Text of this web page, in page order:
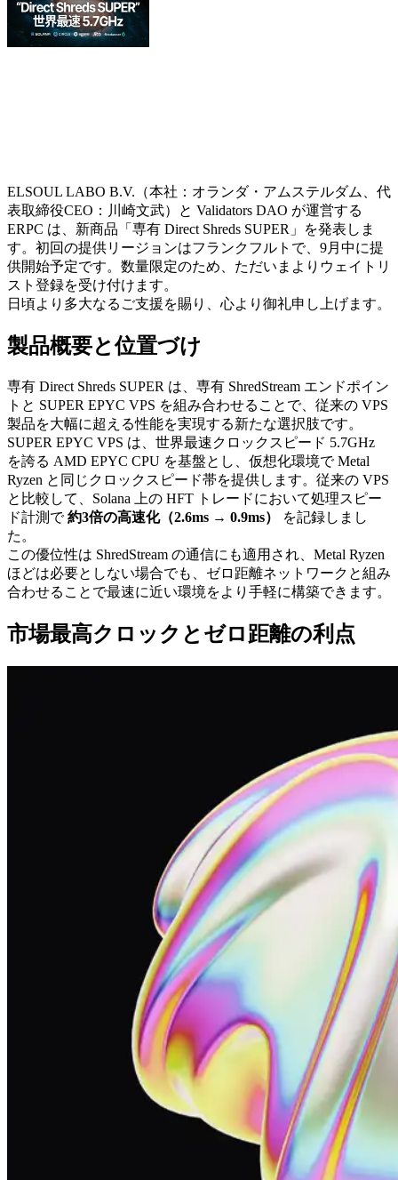
ELSOUL LABO B.V.（本社：オランダ・アムステルダム、代
表取締役CEO：川崎文武）と Validators DAO が運営する
ERPC は、新商品「専有 Direct Shreds SUPER」を発表しま
す。初回の提供リージョンはフランクフルトで、9月中に提
供開始予定です。数量限定のため、ただいまよりウェイトリ
スト登録を受け付けます。
日頃より多大なるご支援を賜り、心より御礼申し上げます。
製品概要と位置づけ
専有 Direct Shreds SUPER は、専有 ShredStream エンドポイン
トと SUPER EPYC VPS を組み合わせることで、従来の VPS
製品を大幅に超える性能を実現する新たな選択肢です。
SUPER EPYC VPS は、世界最速クロックスピード 5.7GHz
を誇る AMD EPYC CPU を基盤とし、仮想化環境で Metal
Ryzen と同じクロックスピード帯を提供します。従来の VPS
と比較して、Solana 上の HFT トレードにおいて処理スピー
ド計測で約3倍の高速化（2.6ms → 0.9ms）
を記録しまし
た。
この優位性は ShredStream の通信にも適用され、Metal Ryzen
ほどは必要としない場合でも、ゼロ距離ネットワークと組み
合わせることで最速に近い環境をより手軽に構築できます。
市場最高クロックとゼロ距離の利点